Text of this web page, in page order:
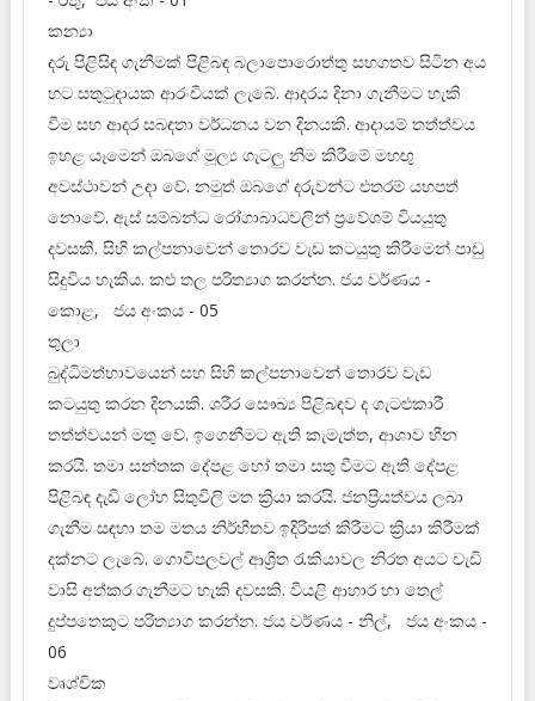
කන්‍යා
දරු පිළිසිඳ ගැනීමක් පිළිබඳ බලාපොරොත්තු සහගතව සිටින අය
හට සතුටුදායක ආරංචියක් ලැබේ. ආදරය දිනා ගැනීමට හැකි
වීම සහ ආදර සබඳතා වර්ධනය වන දිනයකි. ආදායම් තත්ත්වය
ඉහළ යෑමෙන් ඔබගේ මූල්‍ය ගැටලු නිම කිරීමේ මහඟු
අවස්ථාවන් උදා වේ. නමුත් ඔබගේ දරුවන්ට එතරම් යහපත්
නොවේ. ඇස් සම්බන්ධ රෝගාබාධවලින් ප්‍රවේශම් වියයුතු
දවසකි. සිහි කල්පනාවෙන් තොරව වැඩ කටයුතු කිරීමෙන් පාඩු
සිදුවිය හැකිය. කළු තල පරිත්‍යාග කරන්න. ජය වර්ණය -
කොළ, ජය අංකය - 05
තුලා
බුද්ධිමත්භාවයෙන් සහ සිහි කල්පනාවෙන් තොරව වැඩ
කටයුතු කරන දිනයකි. ශරීර සෞඛ්‍ය පිළිබඳව ද ගැටළුකාරී
තත්ත්වයන් මතු වේ. ඉගෙනීමට ඇති කැමැත්ත, ආශාව හීන
කරයි. තමා සන්තක දේපළ හෝ තමා සතු වීමට ඇති දේපළ
පිළිබඳ දැඩි ලෝභ සිතුවිලි මත ක්‍රියා කරයි. ජනප්‍රියත්වය ලබා
ගැනීම සඳහා තම මතය නිර්භීතව ඉදිරිපත් කිරීමට ක්‍රියා කිරීමක්
දක්නට ලැබේ. ගොවිපලවල් ආශ්‍රිත රැකියාවල නිරත අයට වැඩි
වාසි අත්කර ගැනීමට හැකි දවසකි. වියළි ආහාර හා තෙල්
දුප්පතෙකුට පරිත්‍යාග කරන්න. ජය වර්ණය - නිල්, ජය අංකය -
06
වෘශ්චික